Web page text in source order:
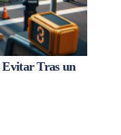
Evitar Tras un